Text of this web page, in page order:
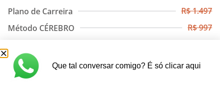
Plano de Carreira
R$ 1.497
Método CÉREBRO
R$ 997
Kit do Dinheiro
R$ 497
Curso de Inteligência Emocional
Que tal conversar comigo? É só clicar aqui